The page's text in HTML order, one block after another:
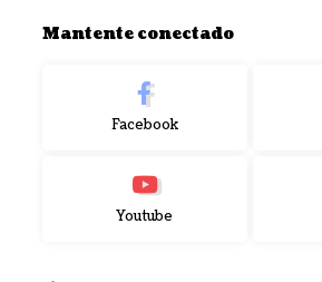
Mantente conectado
Facebook
Youtube